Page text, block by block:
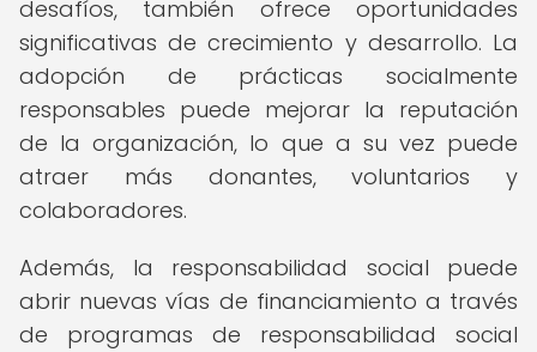
desafíos, también ofrece oportunidades
significativas de crecimiento y desarrollo. La
adopción de prácticas socialmente
responsables puede mejorar la reputación
de la organización, lo que a su vez puede
atraer más donantes, voluntarios y
colaboradores.
Además, la responsabilidad social puede
abrir nuevas vías de financiamiento a través
de programas de responsabilidad social